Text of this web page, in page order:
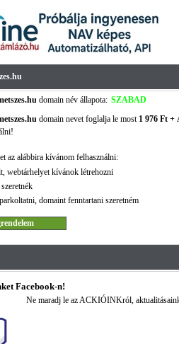
domain név állapota: SZABAD
domain nevet foglalja le most 1 976 Ft +
az alábbira kívánom felhasználni:
webtárhelyet kívánok létrehozni
domaint fenntartani szeretném
Facebook-n!
Ne maradj le az ACKIÓINKról,